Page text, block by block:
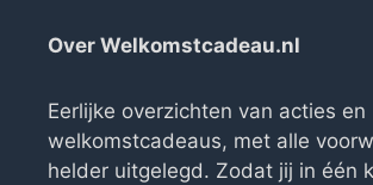
Over Welkomstcadeau.nl
Eerlijke overzichten van acties en
welkomstcadeaus, met alle
helder uitgelegd. Zodat jij in één